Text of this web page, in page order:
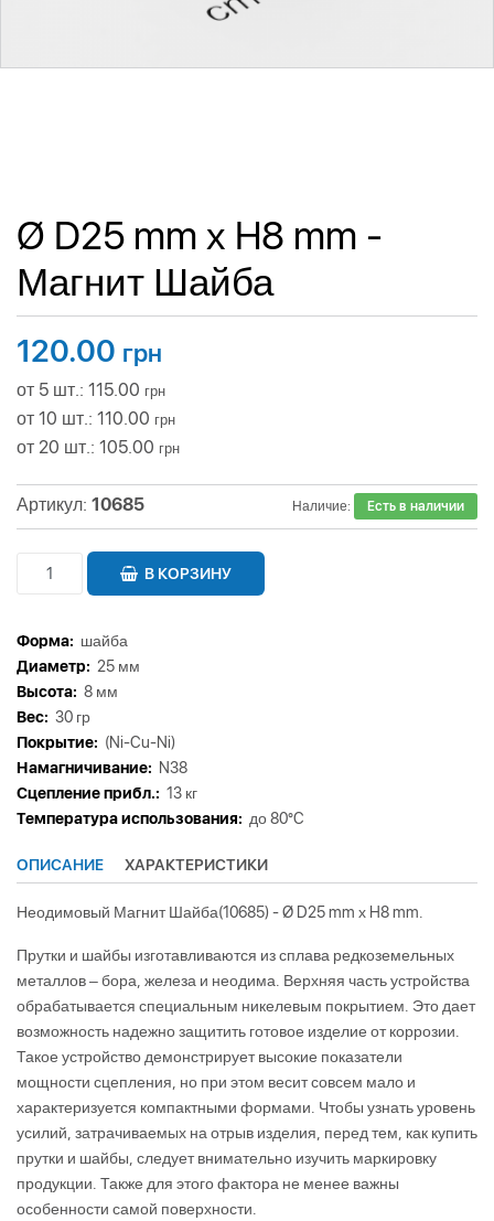
Ø D25 mm х H8 mm -
Магнит Шайба
120.00 грн
от 5 шт.: 115.00 грн
от 10 шт.: 110.00 грн
от 20 шт.: 105.00 грн
Артикул: 10685 Наличие: Есть в наличии
В КОРЗИНУ
Форма: шайба
Диаметр: 25 мм
Высота: 8 мм
Вес: 30 гр
Покрытие: (Ni-Cu-Ni)
Намагничивание: N38
Сцепление прибл.: 13 кг
Tемпература использования: до 80°C
ОПИСАНИЕ ХАРАКТЕРИСТИКИ
Неодимовый Магнит Шайба(10685) - Ø D25 mm х H8 mm.
Прутки и шайбы изготавливаются из сплава редкоземельных
металлов – бора, железа и неодима. Верхняя часть устройства
обрабатывается специальным никелевым покрытием. Это дает
возможность надежно защитить готовое изделие от коррозии.
Такое устройство демонстрирует высокие показатели
мощности сцепления, но при этом весит совсем мало и
характеризуется компактными формами. Чтобы узнать уровень
усилий, затрачиваемых на отрыв изделия, перед тем, как купить
прутки и шайбы, следует внимательно изучить маркировку
продукции. Также для этого фактора не менее важны
особенности самой поверхности.